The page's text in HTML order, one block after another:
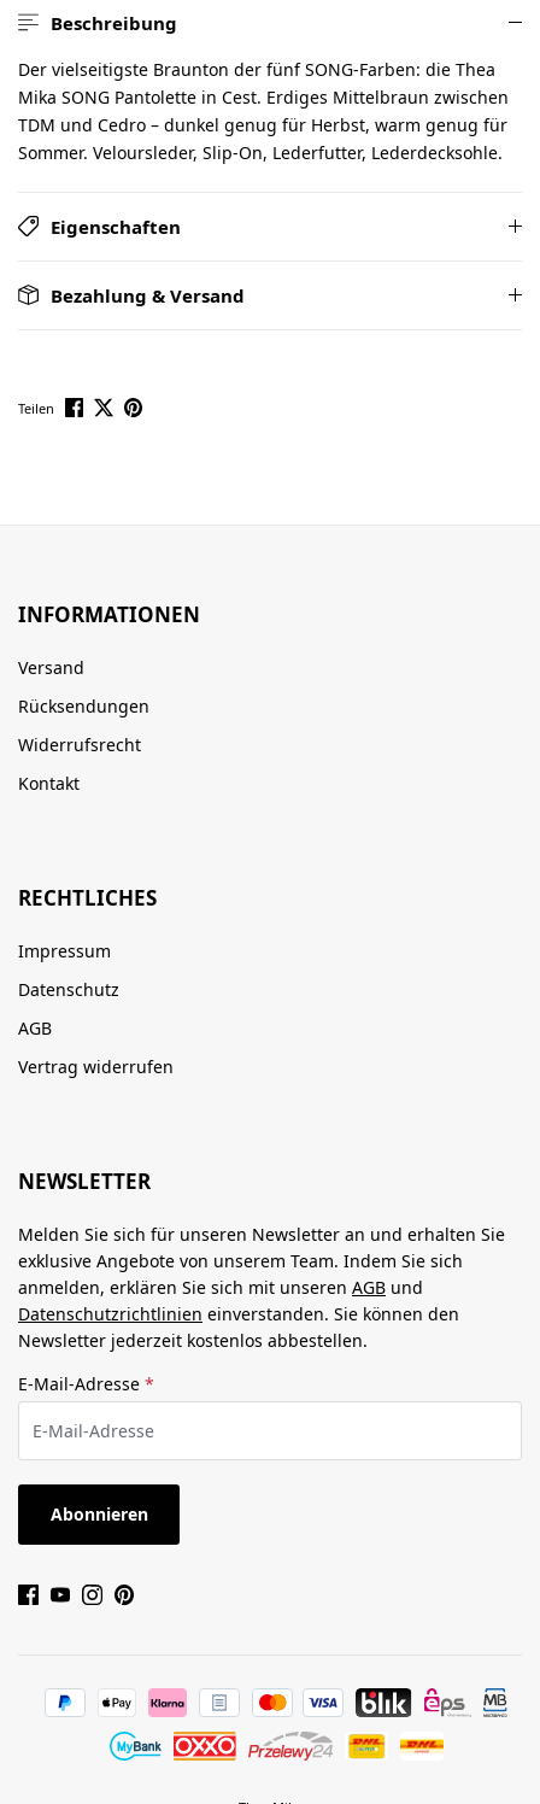
Beschreibung
Der vielseitigste Braunton der fünf SONG-Farben: die Thea
Mika SONG Pantolette in Cest. Erdiges Mittelbraun zwischen
TDM und Cedro – dunkel genug für Herbst, warm genug für
Sommer. Veloursleder, Slip-On, Lederfutter, Lederdecksohle.
Eigenschaften
Bezahlung & Versand
Teilen
INFORMATIONEN
Versand
Rücksendungen
Widerrufsrecht
Kontakt
RECHTLICHES
Impressum
Datenschutz
AGB
Vertrag widerrufen
NEWSLETTER
Melden Sie sich für unseren Newsletter an und erhalten Sie
exklusive Angebote von unserem Team. Indem Sie sich
anmelden, erklären Sie sich mit unseren AGB und
Datenschutzrichtlinien einverstanden. Sie können den
Newsletter jederzeit kostenlos abbestellen.
E-Mail-Adresse *
Abonnieren